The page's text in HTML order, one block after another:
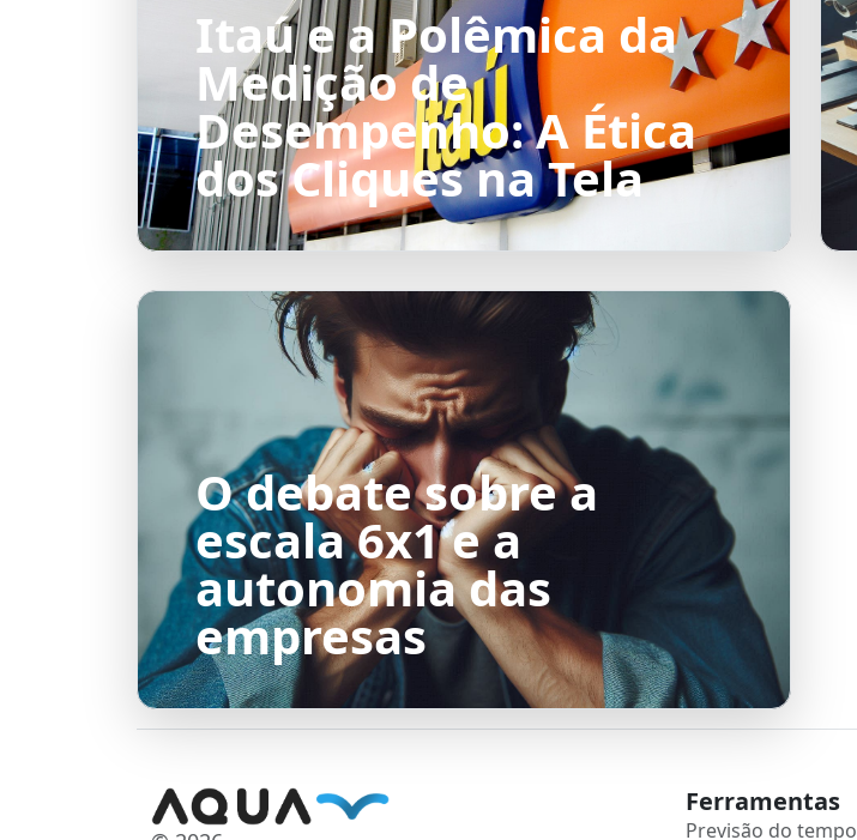
Itaú e a Polêmica da
Medição de
Desempenho: A Ética
dos Cliques na Tela
O debate sobre a
escala 6x1 e a
autonomia das
empresas
Ferramentas
Previsão do tempo